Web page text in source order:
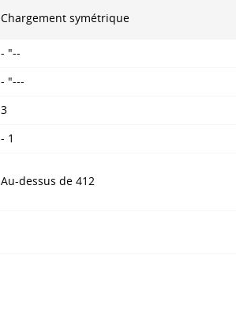
Chargement symétrique
- "--
- "---
3
- 1
Au-dessus de 412